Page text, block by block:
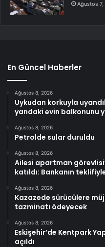
Ağustos
En Güncel Haberler
Ağustos 8, 2026
Uykudan korkuyla
yandaki evin balkonunu
Ağustos 8, 2026
Petrolde sular duruldu
Ağustos 8, 2026
Ailesi apartman
katıldı: Bankanın
Ağustos 8, 2026
Kazazede sürücülere
tazminatı ödeyecek
Ağustos 8, 2026
Eskişehir’de Kentpark
açıldı